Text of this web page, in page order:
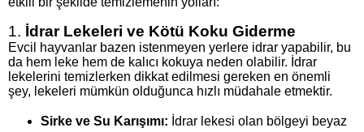
1. İdrar Lekeleri ve Kötü Koku Giderme
Evcil hayvanlar bazen istenmeyen yerlere idrar yapabilir, bu
da hem leke hem de kalıcı kokuya neden olabilir. İdrar
lekelerini temizlerken dikkat edilmesi gereken en önemli
şey, lekeleri mümkün olduğunca hızlı müdahale etmektir.
Sirke ve Su Karışımı: İdrar lekesi olan bölgeyi beyaz